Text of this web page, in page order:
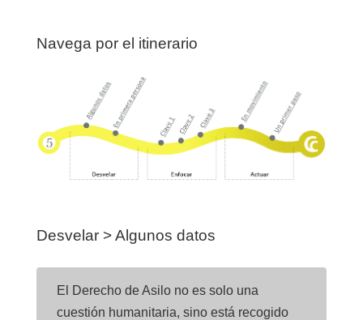
Navega por el itinerario
Desvelar > Algunos datos
El Derecho de Asilo no es solo una
cuestión humanitaria, sino está recogido